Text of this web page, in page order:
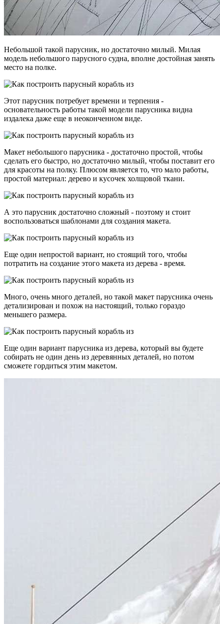
Небольшой такой парусник, но достаточно милый. Милая
модель небольшого парусного судна, вполне достойная занять
место на полке.
Этот парусник потребует времени и терпения -
основательность работы такой модели парусника видна
издалека даже еще в неоконченном виде.
Макет небольшого парусника - достаточно простой, чтобы
сделать его быстро, но достаточно милый, чтобы поставит его
для красоты на полку. Плюсом является то, что мало работы,
простой материал: дерево и кусочек холщовой ткани.
А это парусник достаточно сложный - поэтому и стоит
воспользоваться шаблонами для создания макета.
Еще один непростой вариант, но стоящий того, чтобы
потратить на создание этого макета из дерева - время.
Много, очень много деталей, но такой макет парусника очень
детализирован и похож на настоящий, только гораздо
меньшего размера.
Еще один вариант парусника из дерева, который вы будете
собирать не один день из деревянных деталей, но потом
сможете гордиться этим макетом.